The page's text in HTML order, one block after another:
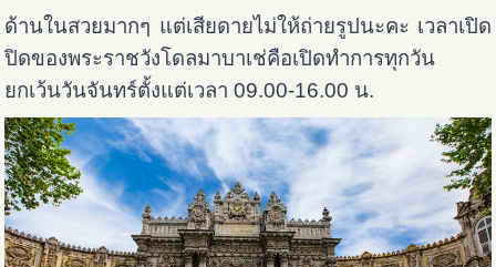
ด้านในสวยมากๆ แต่เสียดายไม่ให้ถ่ายรูปนะคะ เวลาเปิด
ปิดของพระราชวังโดลมาบาเช่คือเปิดทำการทุกวัน
ยกเว้นวันจันทร์ตั้งแต่เวลา 09.00-16.00 น.